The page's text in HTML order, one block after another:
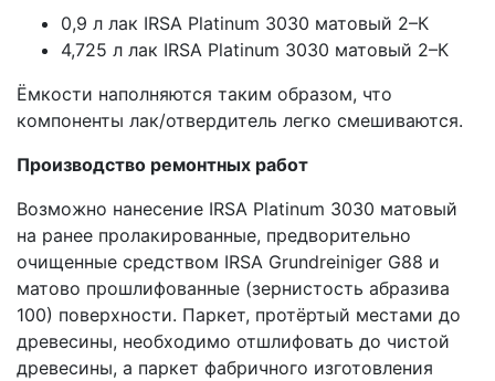
0,9 л лак IRSA Platinum 3030 матовый 2–К
4,725 л лак IRSA Platinum 3030 матовый 2–К
Ёмкости наполняются таким образом, что
компоненты лак/отвердитель легко смешиваются.
Производство ремонтных работ
Возможно нанесение IRSA Platinum 3030 матовый
на ранее пролакированные, предворительно
очищенные средством IRSA Grundreiniger G88 и
матово прошлифованные (зернистость абразива
100) поверхности. Паркет, протёртый местами до
древесины, необходимо отшлифовать до чистой
древесины, а паркет фабричного изготовления